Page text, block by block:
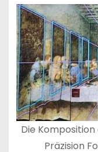
Die
Präzision